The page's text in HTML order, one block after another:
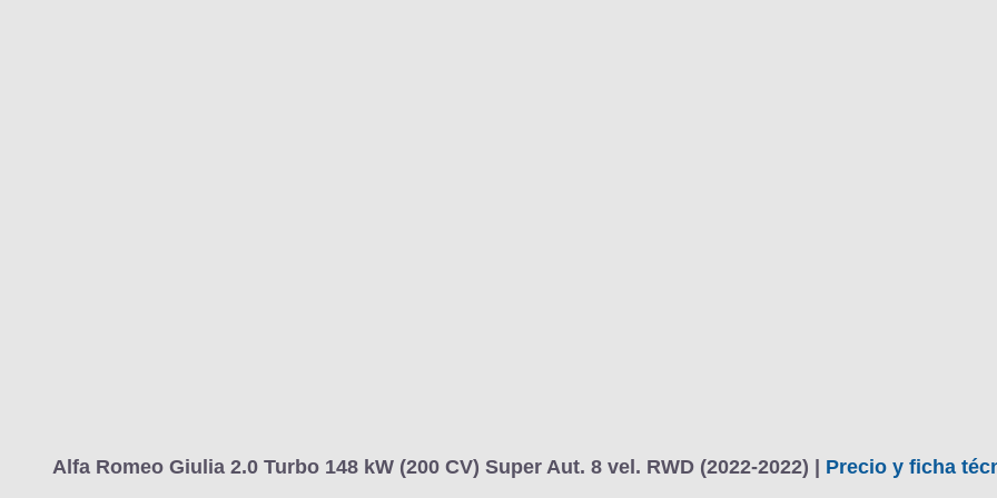
Alfa Romeo Giulia 2.0 Turbo 148 kW (200 CV) Super Aut. 8 vel. RWD (2022-2022) | Precio y ficha